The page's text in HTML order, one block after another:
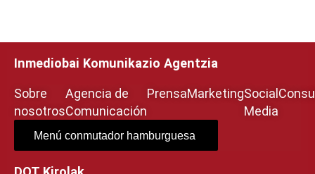
Inmediobai Komunikazio Agentzia
Sobre
nosotros
Agencia de
Comunicación
PrensaMarketingSocial
Media
Menú conmutador hamburguesa